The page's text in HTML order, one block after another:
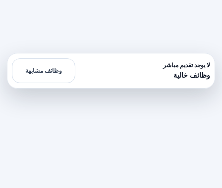
لا يوجد تقديم مباشر
وظائف خالية
وظائف مشابهة